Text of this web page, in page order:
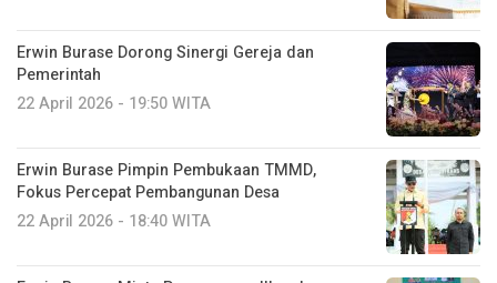
Erwin Burase Dorong Sinergi Gereja dan
Pemerintah
22 April 2026 - 19:50 WITA
Erwin Burase Pimpin Pembukaan TMMD,
Fokus Percepat Pembangunan Desa
22 April 2026 - 18:40 WITA